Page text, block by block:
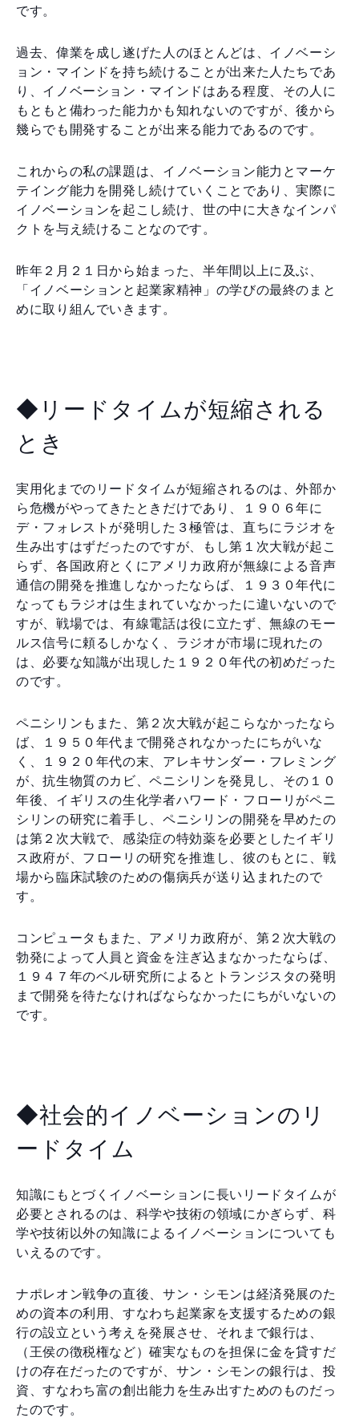
です。
過去、偉業を成し遂げた人のほとんどは、イノベーシ
ョン・マインドを持ち続けることが出来た人たちであ
り、イノベーション・マインドはある程度、その人に
もともと備わった能力かも知れないのですが、後から
幾らでも開発することが出来る能力であるのです。
これからの私の課題は、イノベーション能力とマーケ
テイング能力を開発し続けていくことであり、実際に
イノベーションを起こし続け、世の中に大きなインパ
クトを与え続けることなのです。
昨年２月２１日から始まった、半年間以上に及ぶ、
「イノベーションと起業家精神」の学びの最終のまと
めに取り組んでいきます。
◆リードタイムが短縮される
とき
実用化までのリードタイムが短縮されるのは、外部か
ら危機がやってきたときだけであり、１９０６年に
デ・フォレストが発明した３極管は、直ちにラジオを
生み出すはずだったのですが、もし第１次大戦が起こ
らず、各国政府とくにアメリカ政府が無線による音声
通信の開発を推進しなかったならば、１９３０年代に
なってもラジオは生まれていなかったに違いないので
すが、戦場では、有線電話は役に立たず、無線のモー
ルス信号に頼るしかなく、ラジオが市場に現れたの
は、必要な知識が出現した１９２０年代の初めだった
のです。
ペニシリンもまた、第２次大戦が起こらなかったなら
ば、１９５０年代まで開発されなかったにちがいな
く、１９２０年代の末、アレキサンダー・フレミング
が、抗生物質のカビ、ペニシリンを発見し、その１０
年後、イギリスの生化学者ハワード・フローリがペニ
シリンの研究に着手し、ペニシリンの開発を早めたの
は第２次大戦で、感染症の特効薬を必要としたイギリ
ス政府が、フローリの研究を推進し、彼のもとに、戦
場から臨床試験のための傷病兵が送り込まれたので
す。
コンピュータもまた、アメリカ政府が、第２次大戦の
勃発によって人員と資金を注ぎ込まなかったならば、
１９４７年のベル研究所によるとトランジスタの発明
まで開発を待たなければならなかったにちがいないの
です。
◆社会的イノベーションのリ
ードタイム
知識にもとづくイノベーションに長いリードタイムが
必要とされるのは、科学や技術の領域にかぎらず、科
学や技術以外の知識によるイノベーションについても
いえるのです。
ナポレオン戦争の直後、サン・シモンは経済発展のた
めの資本の利用、すなわち起業家を支援するための銀
行の設立という考えを発展させ、それまで銀行は、
（王侯の徴税権など）確実なものを担保に金を貸すだ
けの存在だったのですが、サン・シモンの銀行は、投
資、すなわち富の創出能力を生み出すためのものだっ
たのです。